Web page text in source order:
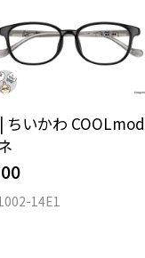
ちいかわ
14E1